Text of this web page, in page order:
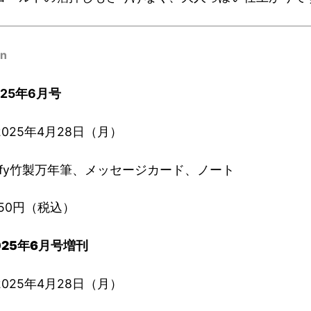
年6月号
年4月28日（月）
竹製万年筆、メッセージカード、ノート
円（税込）
年6月号増刊
年4月28日（月）